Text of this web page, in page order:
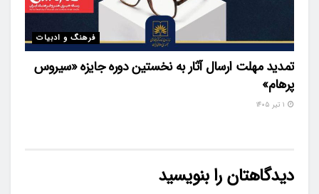
فرهنگ و ادبیات
تمدید مهلت ارسال آثار به نخستین دوره جایزه «سیروس
پرهام»
دیدگاهتان را بنویسید